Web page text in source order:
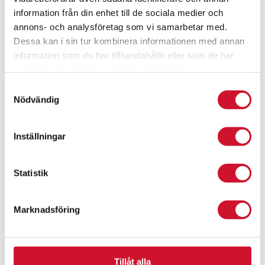
information från din enhet till de sociala medier och
annons- och analysföretag som vi samarbetar med.
Dessa kan i sin tur kombinera informationen med annan
information som du har tillhandahållit eller som de har
Nödvändig
Inställningar
Statistik
Marknadsföring
Tillåt alla
546.00kr – 880.00krPrisintervall:
546.00kr
till
880.00kr
ArtikelNr:1207